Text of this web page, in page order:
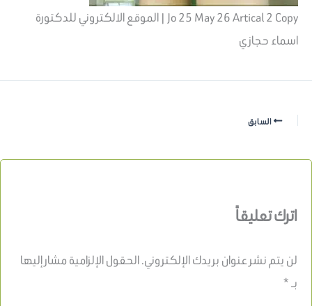
Jo 25 May 26 Artical 2 Copy | الموقع الالكتروني للدكتورة
اسماء حجازي
السابق
اترك تعليقاً
لن يتم نشر عنوان بريدك الإلكتروني.الحقول الإلزامية مشار إليها
بـ*